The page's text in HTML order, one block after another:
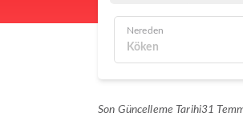
Nereden
Son Güncelleme Tarihi31